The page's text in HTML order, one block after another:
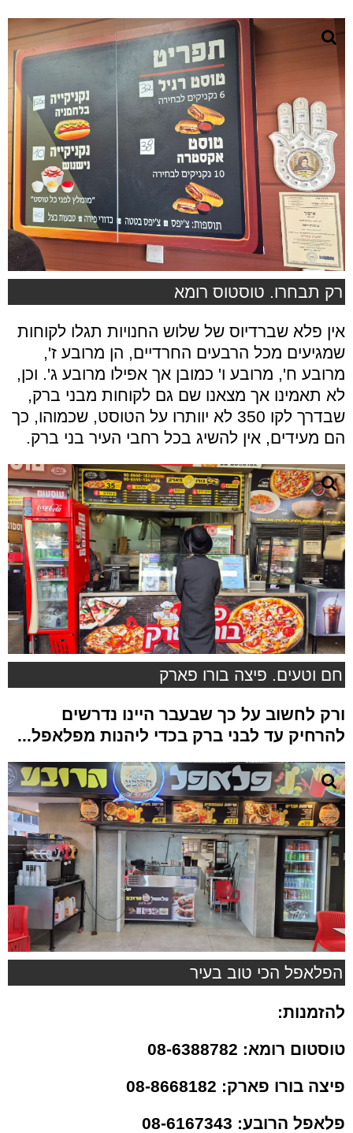
רק תבחרו. טוסטוס רומא
אין פלא שברדיוס של שלוש החנויות תגלו לקוחות
שמגיעים מכל הרבעים החרדיים, הן מרובע ז',
מרובע ח', מרובע ו' כמובן אך אפילו מרובע ג'. וכן,
לא תאמינו אך מצאנו שם גם לקוחות מבני ברק,
שבדרך לקו 350 לא יוותרו על הטוסט, שכמוהו, כך
הם מעידים, אין להשיג בכל רחבי העיר בני ברק.
חם וטעים. פיצה בורו פארק
ורק לחשוב על כך שבעבר היינו נדרשים
להרחיק עד לבני ברק בכדי ליהנות מפלאפל...
הפלאפל הכי טוב בעיר
להזמנות:
טוסטום רומא: 08-6388782
פיצה בורו פארק: 08-8668182
פלאפל הרובע: 08-6167343